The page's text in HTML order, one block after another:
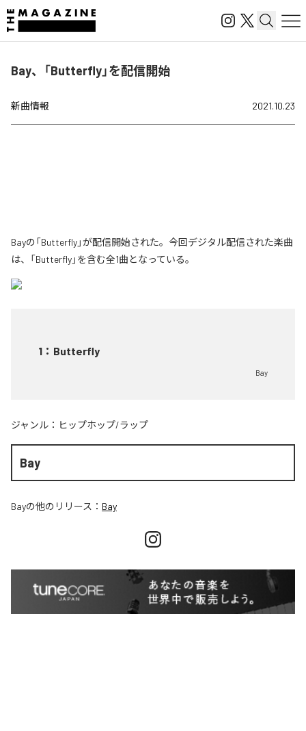
Bay、「Butterfly」を配信開始
新曲情報 2021.10.23
Bayの「Butterfly」が配信開始された。今回デジタル配信された楽曲
は、「Butterfly」を含む全1曲となっている。
1 ： Butterfly
Bay
ジャンル： ヒップホップ/ラップ
Bay
Bayの他のリリース： Bay